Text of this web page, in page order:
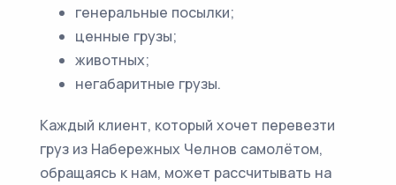
генеральные посылки;
ценные грузы;
животных;
негабаритные грузы.
Каждый клиент, который хочет перевезти
груз из Набережных Челнов самолётом,
обращаясь к нам, может рассчитывать на